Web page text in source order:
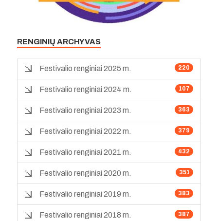
RENGINIŲ ARCHYVAS
220
Festivalio renginiai 2025 m.
107
Festivalio renginiai 2024 m.
363
Festivalio renginiai 2023 m.
379
Festivalio renginiai 2022 m.
432
Festivalio renginiai 2021 m.
351
Festivalio renginiai 2020 m.
383
Festivalio renginiai 2019 m.
387
Festivalio renginiai 2018 m.